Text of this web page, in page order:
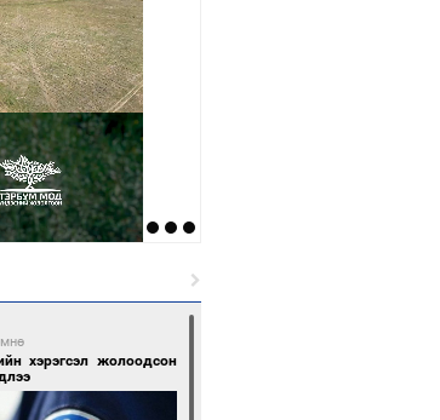
хэрэгсэл жолоодсон